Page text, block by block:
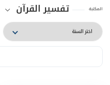
المكتبة تفسير القرآن